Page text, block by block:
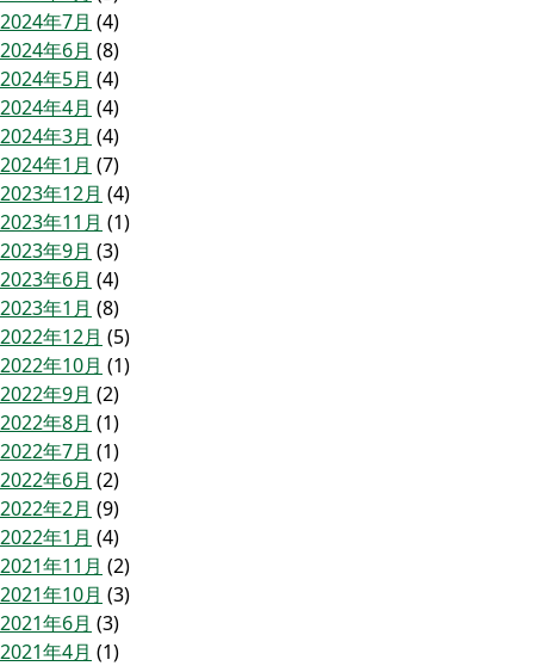
2024年7月 (4)
2024年6月 (8)
2024年5月 (4)
2024年4月 (4)
2024年3月 (4)
2024年1月 (7)
2023年12月 (4)
2023年11月 (1)
2023年9月 (3)
2023年6月 (4)
2023年1月 (8)
2022年12月 (5)
2022年10月 (1)
2022年9月 (2)
2022年8月 (1)
2022年7月 (1)
2022年6月 (2)
2022年2月 (9)
2022年1月 (4)
2021年11月 (2)
2021年10月 (3)
2021年6月 (3)
2021年4月 (1)